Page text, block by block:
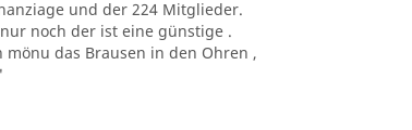
und der 224 Mitglieder.
noch der ist eine günstige .
das Brausen in den Ohren ,